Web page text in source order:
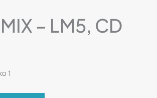
‎– LM5, CD
1